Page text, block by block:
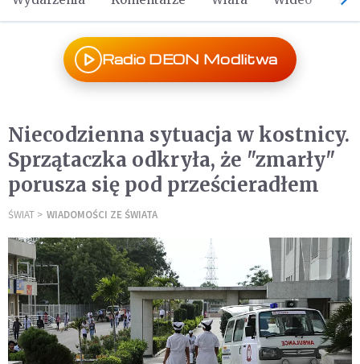
Radio DEON Modlitwa
Niecodzienna sytuacja w kostnicy.
Sprzątaczka odkryła, że "zmarły"
porusza się pod prześcieradłem
ŚWIAT WIADOMOŚCI ZE ŚWIATA